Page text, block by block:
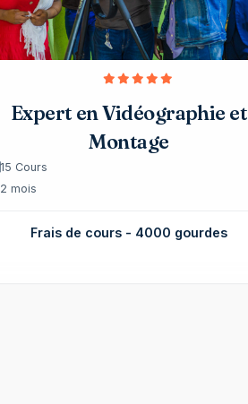
Expert en Vidéographie et
Montage
15 Cours
2 mois
Frais de cours - 4000 gourdes